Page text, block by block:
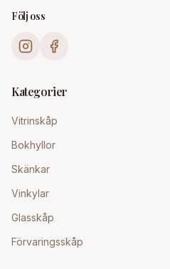
Följ oss
Kategorier
Vitrinskåp
Bokhyllor
Skänkar
Vinkylar
Glasskåp
Förvaringsskåp